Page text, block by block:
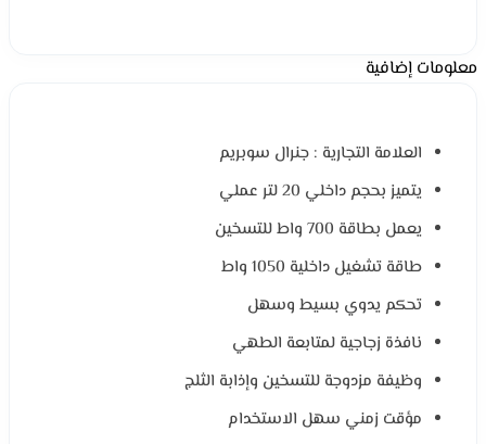
معلومات إضافية
العلامة التجارية : جنرال سوبريم
يتميز بحجم داخلي 20 لتر عملي
يعمل بطاقة 700 واط للتسخين
طاقة تشغيل داخلية 1050 واط
تحكم يدوي بسيط وسهل
نافذة زجاجية لمتابعة الطهي
وظيفة مزدوجة للتسخين وإذابة الثلج
مؤقت زمني سهل الاستخدام